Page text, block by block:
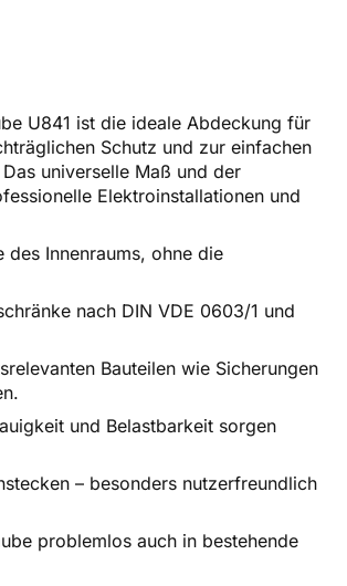
U841 ist die ideale Abdeckung für
Schutz und zur einfachen
universelle Maß und der
Elektroinstallationen und
Innenraums, ohne die
nach DIN VDE 0603/1 und
Bauteilen wie Sicherungen
und Belastbarkeit sorgen
– besonders nutzerfreundlich
problemlos auch in bestehende